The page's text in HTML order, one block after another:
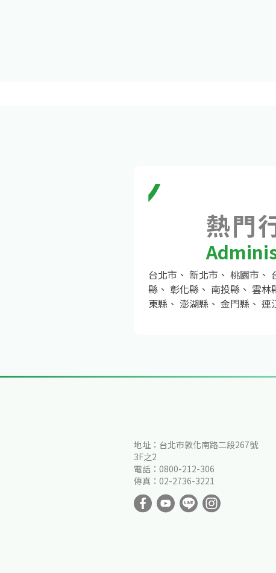
熱門
台北市 、 新北市 、 桃園市 、
縣、 彰化縣、 南投縣、 雲林
東縣、 澎湖縣、 金門縣、 連
地址：台北市敦化南路二段267號
3F之2
電話：0800-212-306
傳真：02-2736-3221